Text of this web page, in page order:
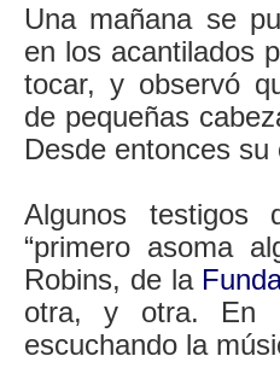
Una mañana se
en los acantilados
tocar, y observó
de pequeñas
Desde entonces
Algunos testigos
“primero asoma
Robins, de la
otra, y otra. En
escuchando la